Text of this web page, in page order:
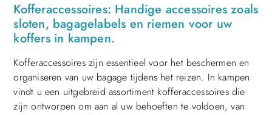
Kofferaccessoires: Handige accessoires zoals
sloten, bagagelabels en riemen voor uw
koffers in kampen.
Kofferaccessoires zijn essentieel voor het beschermen en
organiseren van uw bagage tijdens het reizen. In kampen
vindt u een uitgebreid assortiment kofferaccessoires die
zijn ontworpen om aan al uw behoeften te voldoen, van